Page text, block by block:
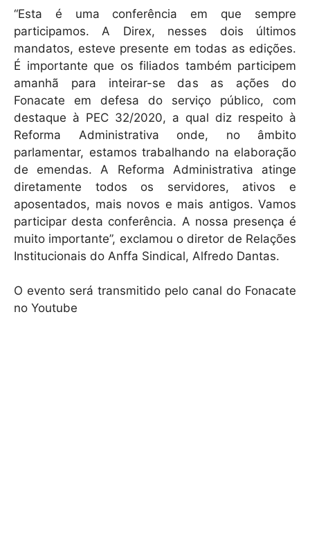
“Esta é uma conferência em que sempre
participamos. A Direx, nesses dois últimos
mandatos, esteve presente em todas as edições.
É importante que os filiados também participem
amanhã para inteirar-se das as ações do
Fonacate em defesa do serviço público, com
destaque à PEC 32/2020, a qual diz respeito à
Reforma Administrativa onde, no âmbito
parlamentar, estamos trabalhando na elaboração
de emendas. A Reforma Administrativa atinge
diretamente todos os servidores, ativos e
aposentados, mais novos e mais antigos. Vamos
participar desta conferência. A nossa presença é
muito importante”, exclamou o diretor de Relações
Institucionais do Anffa Sindical, Alfredo Dantas.
O evento será transmitido pelo canal do Fonacate
no Youtube